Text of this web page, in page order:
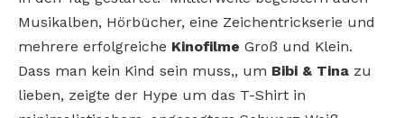
Musikalben, Hörbücher, eine Zeichentrickserie und
mehrere erfolgreiche Kinofilme Groß und Klein.
Dass man kein Kind sein muss,, um Bibi & Tina zu
lieben, zeigte der Hype um das T-Shirt in